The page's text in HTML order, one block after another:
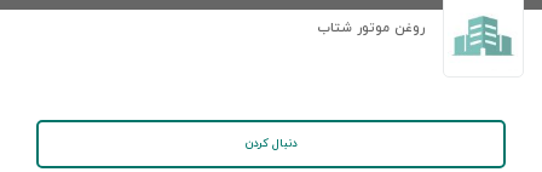
روغن موتور شتاب
دنبال کردن